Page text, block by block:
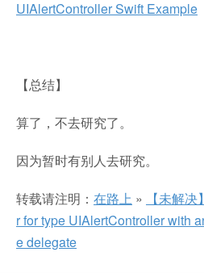
UIAlertController Swift Example
【总结】
算了，不去研究了。
因为暂时有别人去研究。
转载请注明： 在路上 »
【未解
r for type UIAlertController with
e delegate